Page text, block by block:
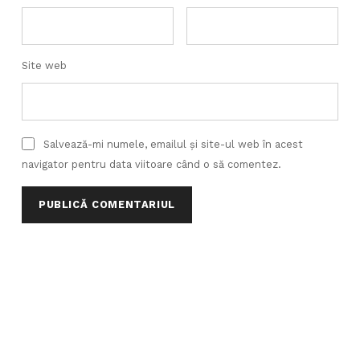
Site web
Salvează-mi numele, emailul și site-ul web în acest
navigator pentru data viitoare când o să comentez.